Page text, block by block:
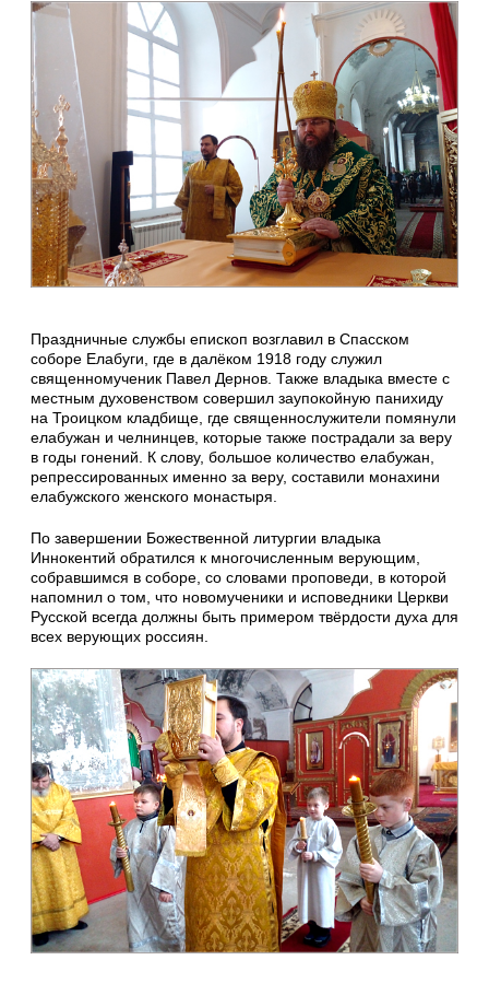
Праздничные службы епископ возглавил в Спасском
соборе Елабуги, где в далёком 1918 году служил
священномученик Павел Дернов. Также владыка вместе с
местным духовенством совершил заупокойную панихиду
на Троицком кладбище, где священнослужители помянули
елабужан и челнинцев, которые также пострадали за веру
в годы гонений. К слову, большое количество елабужан,
репрессированных именно за веру, составили монахини
елабужского женского монастыря.
По завершении Божественной литургии владыка
Иннокентий обратился к многочисленным верующим,
собравшимся в соборе, со словами проповеди, в которой
напомнил о том, что новомученики и исповедники Церкви
Русской всегда должны быть примером твёрдости духа для
всех верующих россиян.